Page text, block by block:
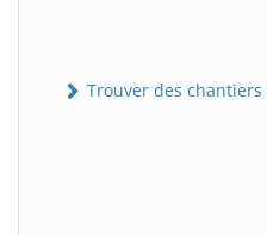
Trouver des